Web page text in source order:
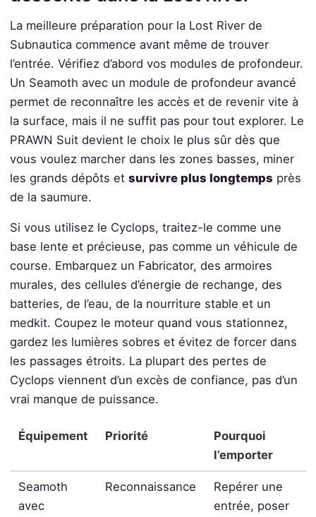
La meilleure préparation pour la Lost River de
Subnautica commence avant même de trouver
l’entrée. Vérifiez d’abord vos modules de profondeur.
Un Seamoth avec un module de profondeur avancé
permet de reconnaître les accès et de revenir vite à
la surface, mais il ne suffit pas pour tout explorer. Le
PRAWN Suit devient le choix le plus sûr dès que
vous voulez marcher dans les zones basses, miner
les grands dépôts et survivre plus longtemps près
de la saumure.
Si vous utilisez le Cyclops, traitez-le comme une
base lente et précieuse, pas comme un véhicule de
course. Embarquez un Fabricator, des armoires
murales, des cellules d’énergie de rechange, des
batteries, de l’eau, de la nourriture stable et un
medkit. Coupez le moteur quand vous stationnez,
gardez les lumières sobres et évitez de forcer dans
les passages étroits. La plupart des pertes de
Cyclops viennent d’un excès de confiance, pas d’un
vrai manque de puissance.
Équipement Priorité
Pourquoi
l’emporter
Seamoth
avec
Reconnaissance
Repérer une
entrée, poser